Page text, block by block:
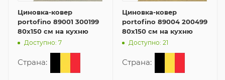
Циновка-ковер
portofino 89001 300199
80x150 см на кухню
Доступно: 7
Страна:
Циновка-ковер
portofino 89004 200499
80x150 см на кухню
Доступно: 21
Страна: